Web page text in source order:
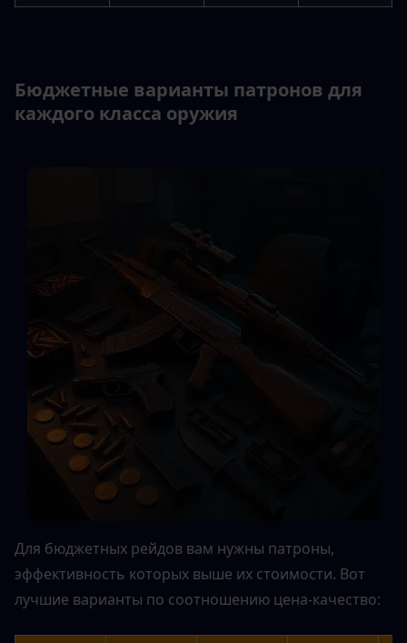
Бюджетные варианты патронов для
каждого класса оружия
Для бюджетных рейдов вам нужны патроны,
эффективность которых выше их стоимости. Вот
лучшие варианты по соотношению цена-качество: